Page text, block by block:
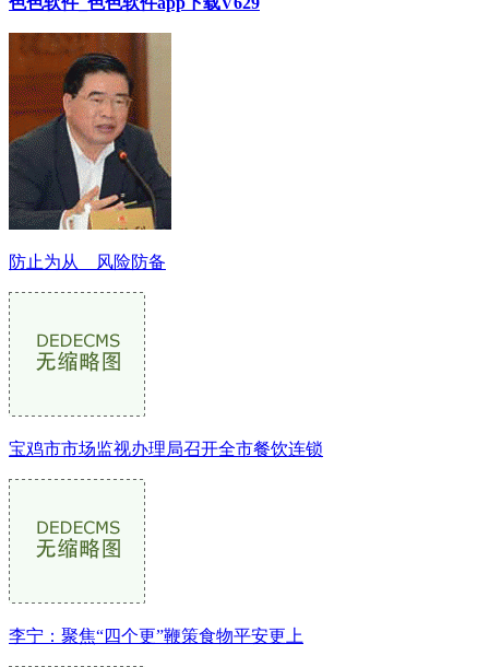
防止为从 风险防备
宝鸡市市场监视办理局召开全市餐饮连锁
李宁：聚焦“四个更”鞭策食物平安更上